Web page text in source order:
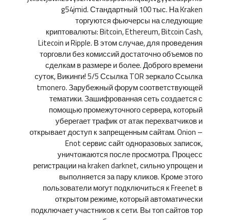
g54jmid. Стандартный 100 тыс. На Kraken
торгуются фьючерсы на следующие
криптовалюты: Bitcoin, Ethereum, Bitcoin Cash,
Litecoin и Ripple. В этом случае, для проведения
торговли без комиссий достаточно объемов по
сделкам в размере и более. Доброго времени
суток, Викинги! 5/5 Ссылка TOR зеркало Ссылка
tmonero. Зарубежный форум соответствующей
тематики. Зашифрованная сеть создается с
помощью промежуточного сервера, который
уберегает трафик от атак перехватчиков и
открывает доступ к запрещенным сайтам. Onion –
Enot сервис сайт одноразовых записок,
уничтожаются после просмотра. Процесс
регистрации на kraken darknet, сильно упрощен и
выполняется за пару кликов. Кроме этого
пользователи могут подключиться к Freenet в
открытом режиме, который автоматически
подключает участников к сети. Вы топ сайтов тор